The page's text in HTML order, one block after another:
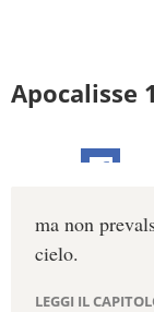
Apocalisse
ma non
cielo.
LEGGI IL